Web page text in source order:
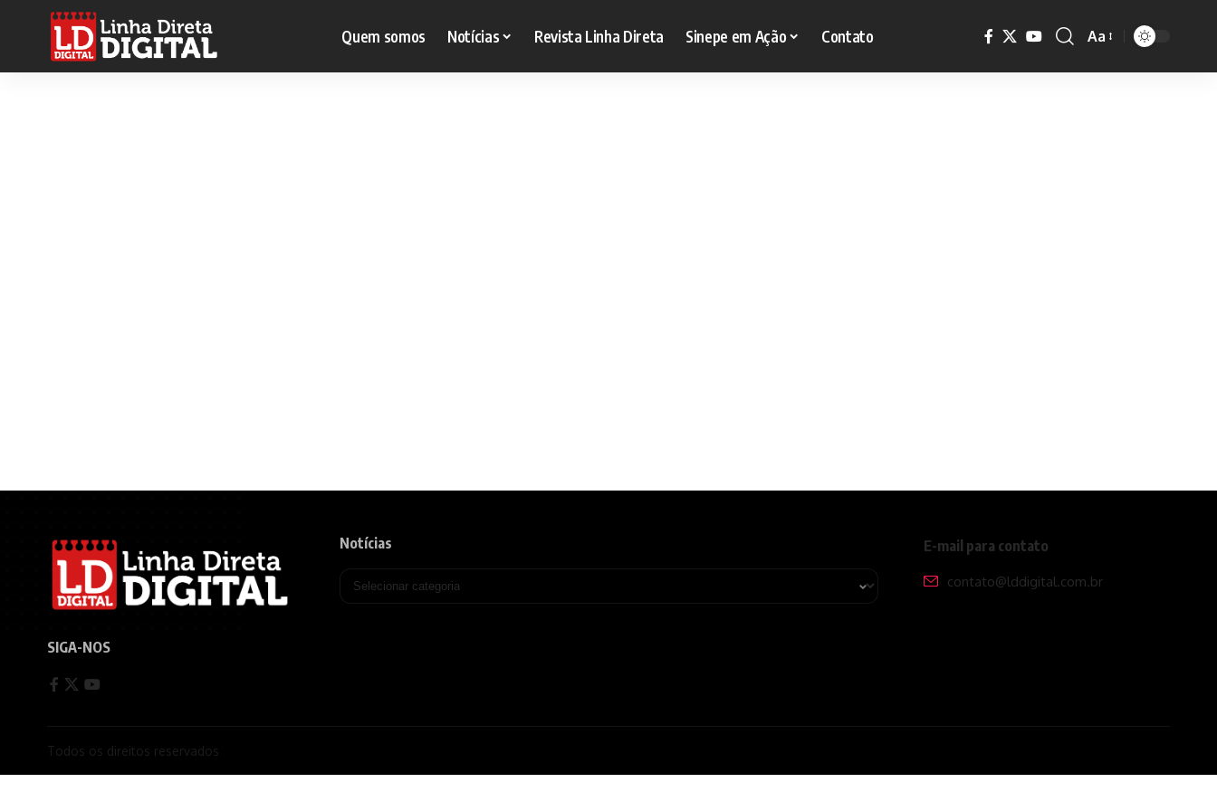
Quem somos Notícias Revista Linha Direta Sinepe em Ação Contato Aa
SIGA-NOS
Notícias E-mail para contato
contato@lddigital.com.br
Todos os direitos reservados